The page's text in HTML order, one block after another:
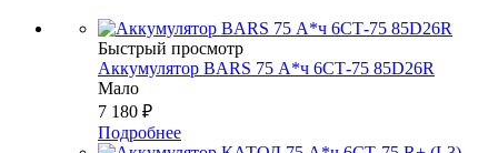
Быстрый просмотр
Аккумулятор BARS 75 А*ч 6СТ-75 85D26R
Мало
7 180 ₽
Подробнее